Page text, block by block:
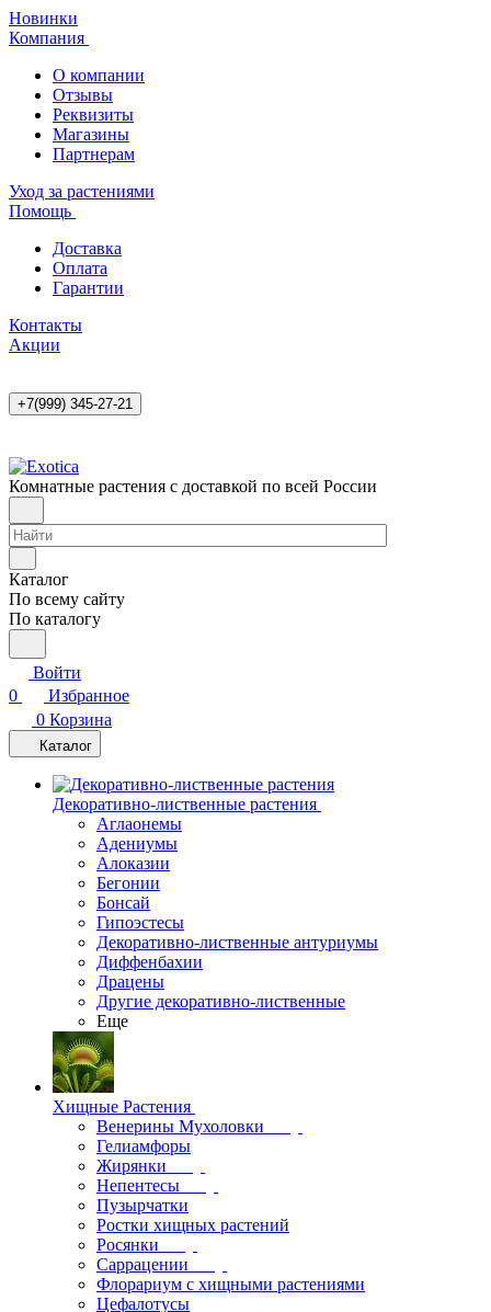
Новинки
Компания
О компании
Отзывы
Реквизиты
Магазины
Партнерам
Уход за растениями
Помощь
Доставка
Оплата
Гарантии
Контакты
Акции
+7(999) 345-27-21
Комнатные растения с доставкой по всей России
Каталог
По всему сайту
По каталогу
Войти
0
Избранное
0 Корзина
Каталог
Декоративно-лиственные растения
Аглаонемы
Адениумы
Алоказии
Бегонии
Бонсай
Гипоэстесы
Декоративно-лиственные антуриумы
Диффенбахии
Драцены
Другие декоративно-лиственные
Еще
Хищные Растения
Венерины Мухоловки
Гелиамфоры
Жирянки
Непентесы
Пузырчатки
Ростки хищных растений
Росянки
Саррацении
Флорариум с хищными растениями
Цефалотусы